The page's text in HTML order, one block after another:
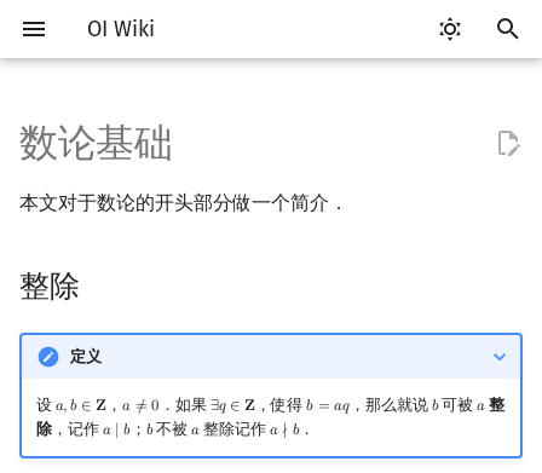
OI Wiki
入
以
开
搜
索
Getting Started
如何参与
OI Wiki 不是什么
格式手册
数学符号表
比赛相关简介
题型
学习路线
学习资源
技巧
常见技巧
工具软件简介
Atom
Eclipse
Notepad++
评测工具
CCR Plus
Lemon
命令行
命令行编译与调试
编译器
Validator
Interactor
Checker
语言基础简介
运算
流程控制语句
高级数据类型
C++ 标准库
bitset
string
pair
C++ 进阶 重载运算符
引用
常量
C++ 与其他常用语言的区别
Pascal 转 C++ 急救
算法基础简介
枚举
模拟
递归 & 分治
贪心
插入排序
计数排序
基数排序
搜索部分简介
BFS（搜索）
双向搜索
启发式搜索
A*
动态规划部分简介
记忆化搜索
背包 DP
区间 DP
DAG 上的 DP
四边形不等式优化
Slope Trick 优化
WQS 二分
字符串部分简介
标准库
字符串匹配
字符串哈希
字典树 (Trie)
数字系统简介
平衡三进制
格雷码
整除
带余数除法
最大公约数与最小公倍数
互素
辗转相除法
多项式与生成函数简介
快速傅里叶变换
快速数论变换
快速沃尔什变换
Chirp Z 变换
排列组合
容斥原理
斐波那契数列
错位排列
卡特兰数
线性代数简介
内积和外积
矩阵
初等变换
行列式
线性规划基础
基本概念
环论
域论
Schreier–Sims 算法
基本概念
随机变量
随机变量的数字特征
概率不等式
博弈论简介
零和游戏
非公平组合游戏
插值
高斯消元
牛顿迭代法
数据结构部分简介
队列
链表
哈希表
并查集
左偏树
树分块
Sqrt Tree
猫树
区间最值操作 & 区间历史
WBLT
替罪羊树
笛卡尔树
可持久化平衡树
可持久化字典树
可持久化可并堆
树状数组套权值线段树
分块套树状数组
Top Tree
图论部分简介
图的存储
DFS（图论）
BFS（图论）
树上问题
树的重心
最近公共祖先
树链剖分
同余最短路
圆方树
点/边连通度
费用流
上下界网络流
Stoer–Wagner 算法
一般图最大匹配
一般图最大权匹配
稳定匹配
计算几何部分简介
三维计算几何基础
距离
Pick 定理
三角剖分
杂项简介
双指针
离线算法 莫队算法
分数规划
随机化
模拟退火
RMQ
括号序列
线段树与离线询问
数论基础
本文对于数论的开头部分做一个简介．
整除
定义
设 𝑎,𝑏 ∈ 𝐙
a, b∈Z ，𝑎 ≠ 0
a ≠0 ．如果 ∃𝑞 ∈ 𝐙
∃q ∈ Z ，使得𝑏 = 𝑎𝑞
b =a q ，那么就说 𝑏
b可被𝑎
a 整
除，记作 𝑎 ∣ 𝑏
a∣ b ； 𝑏
b不被𝑎
a整除记作 𝑎∤ 𝑏
a∤b．